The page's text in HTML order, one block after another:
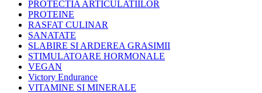
PROTECTIA ARTICULATIILOR
PROTEINE
RASFAT CULINAR
SANATATE
SLABIRE SI ARDEREA GRASIMII
STIMULATOARE HORMONALE
VEGAN
Victory Endurance
VITAMINE SI MINERALE